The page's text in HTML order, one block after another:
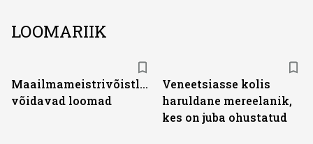
LOOMARIIK
Maailmameistrivõistlustel
võidavad loomad
Veneetsiasse kolis
haruldane mereelanik,
kes on juba ohustatud